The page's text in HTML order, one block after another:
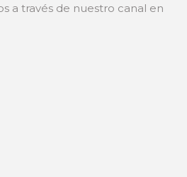
a través de nuestro canal en